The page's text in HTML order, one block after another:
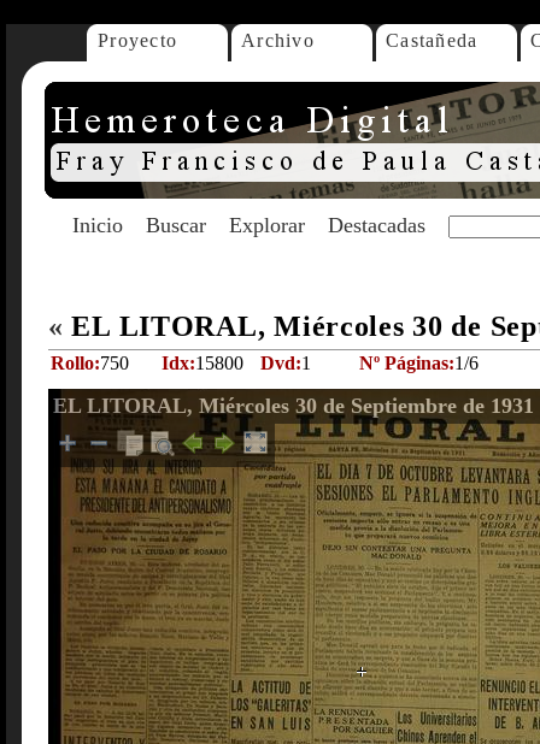
Proyecto Archivo Castañeda
Inicio Buscar Explorar Destacadas
« EL LITORAL, Miércoles 30 de
Rollo:750 Idx:15800 Dvd:1 Nº Páginas:1/6
EL LITORAL, Miércoles 30 de Septiembre de 1931